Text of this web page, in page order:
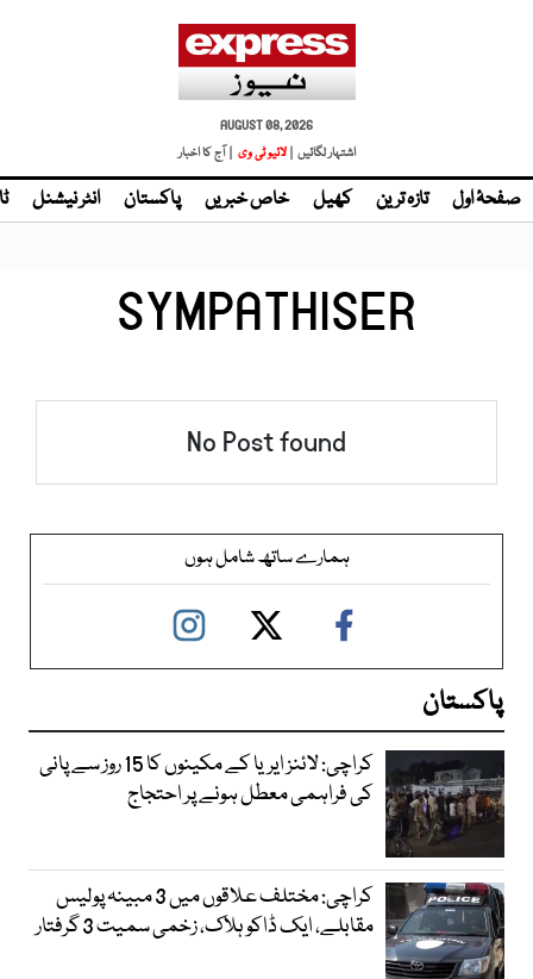
AUGUST 08, 2026
اشتہار لگائیں | لائیو ٹی وی | آج کا اخبار
صفحۂ اول تازہ ترین کھیل خاص خبریں پاکستان انٹر نیشنل
SYMPATHISER
No Post found
ہمارے ساتھ شامل ہوں
پاکستان
کراچی: لائنز ایریا کے مکینوں کا 15 روز سے پانی
کی فراہمی معطل ہونے پر احتجاج
کراچی: مختلف علاقوں میں 3 مبینہ پولیس
مقابلے، ایک ڈاکو ہلاک، زخمی سمیت 3 گرفتار